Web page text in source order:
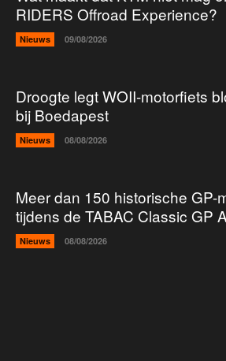
RIDERS Offroad Experience?
Nieuws 09/08/2026
Droogte legt WOII-motorfiets
bij Boedapest
Nieuws 08/08/2026
Meer dan 150 historische GP-
tijdens de TABAC Classic GP
Nieuws 08/08/2026